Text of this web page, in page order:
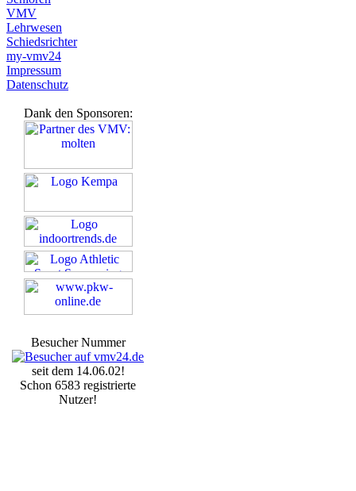
VMV
Lehrwesen
Schiedsrichter
my-vmv24
Impressum
Datenschutz
Dank den Sponsoren:
Besucher Nummer
seit dem 14.06.02!
Schon 6583 registrierte
Nutzer!